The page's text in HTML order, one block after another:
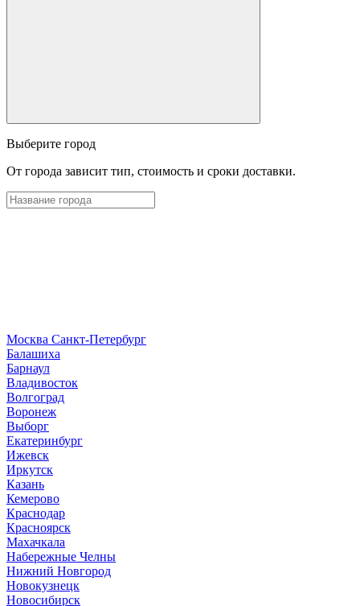
Выберите город
От города зависит тип, стоимость и сроки доставки.
Москва Санкт-Петербург
Балашиха
Барнаул
Владивосток
Волгоград
Воронеж
Выборг
Екатеринбург
Ижевск
Иркутск
Казань
Кемерово
Краснодар
Красноярск
Махачкала
Набережные Челны
Нижний Новгород
Новокузнецк
Новосибирск